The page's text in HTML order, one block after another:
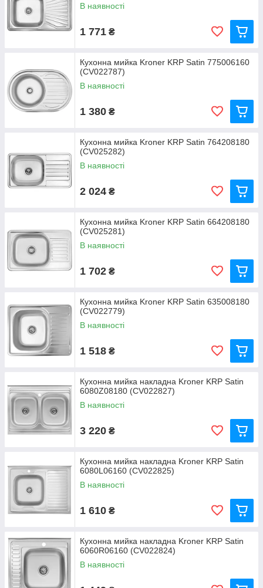
В наявності
1 771 ₴
Кухонна мийка Kroner KRP Satin 775006160
(CV022787)
В наявності
1 380 ₴
Кухонна мийка Kroner KRP Satin 764208180
(CV025282)
В наявності
2 024 ₴
Кухонна мийка Kroner KRP Satin 664208180
(CV025281)
В наявності
1 702 ₴
Кухонна мийка Kroner KRP Satin 635008180
(CV022779)
В наявності
1 518 ₴
Кухонна мийка накладна Kroner KRP Satin
6080Z08180 (CV022827)
В наявності
3 220 ₴
Кухонна мийка накладна Kroner KRP Satin
6080L06160 (CV022825)
В наявності
1 610 ₴
Кухонна мийка накладна Kroner KRP Satin
6060R06160 (CV022824)
В наявності